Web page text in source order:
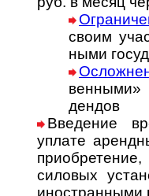
своим
ными
венными»
дендов
Введение
уплате
силовых
ино­стран­ными